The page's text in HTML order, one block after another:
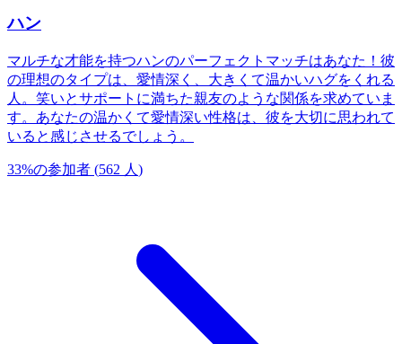
ハン
マルチな才能を持つハンのパーフェクトマッチはあなた！彼
の理想のタイプは、愛情深く、大きくて温かいハグをくれる
人。笑いとサポートに満ちた親友のような関係を求めていま
す。あなたの温かくて愛情深い性格は、彼を大切に思われて
いると感じさせるでしょう。
33%の参加者 (562 人 )